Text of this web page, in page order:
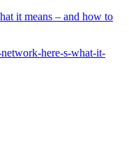
it means – and how to